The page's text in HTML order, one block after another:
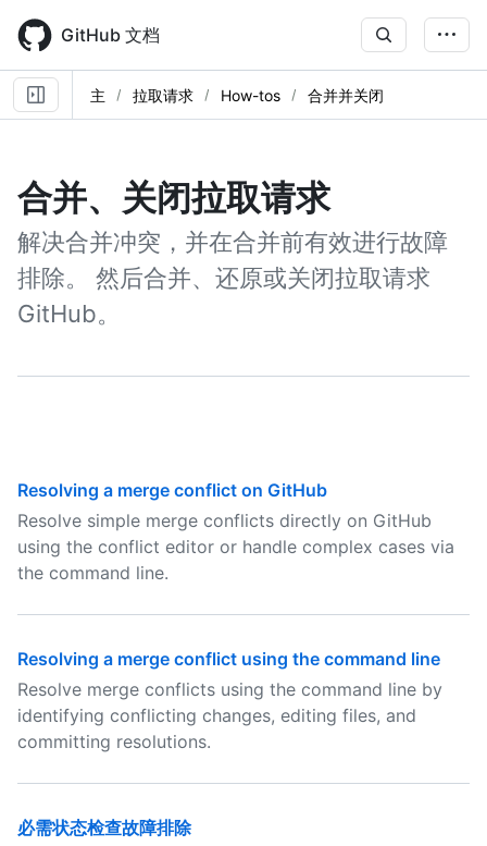
main
content
GitHub 文档
主 拉取请求 How-tos 合并并关闭
合并、关闭拉取请求
解决合并冲突，并在合并前有效进行故障
排除。 然后合并、还原或关闭拉取请求
GitHub。
Resolving a merge conflict on GitHub
Resolve simple merge conflicts directly on GitHub
using the conflict editor or handle complex cases via
the command line.
Resolving a merge conflict using the command line
Resolve merge conflicts using the command line by
identifying conflicting changes, editing files, and
committing resolutions.
必需状态检查故障排除